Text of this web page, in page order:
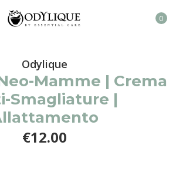
0
Odylique
Mamme | Crema
Smagliature |
€12.00